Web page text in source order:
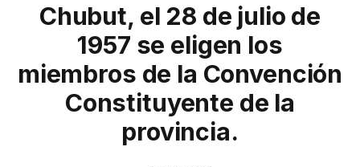
Chubut, el 28 de julio de
1957 se eligen los
miembros de la Convención
Constituyente de la
provincia.